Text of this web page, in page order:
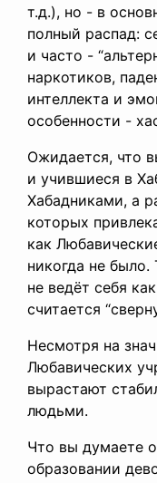
т.д.), но - в
полный распад:
и часто -
наркотиков,
интеллекта и
особенности -
Ожидается, что
и учившиеся в
Хабадниками, а
которых
как
никогда не было.
не ведёт себя
считается
Несмотря на
Любавических
вырастают
людьми.
Что вы думаете
образовании